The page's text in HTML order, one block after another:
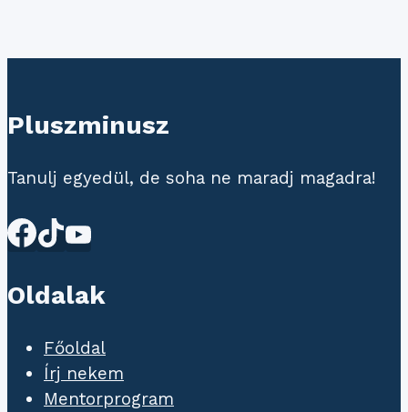
Pluszminusz
Tanulj egyedül, de soha ne maradj magadra!
Oldalak
Főoldal
Írj nekem
Mentorprogram